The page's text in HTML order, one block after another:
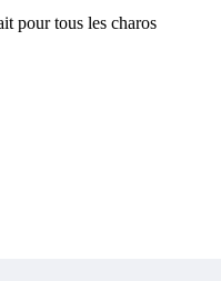
pour tous les charos